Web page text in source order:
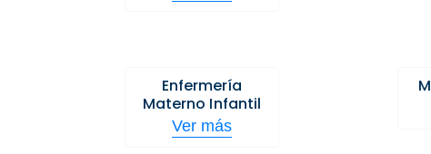
Enfermería
Materno Infantil
Ver más